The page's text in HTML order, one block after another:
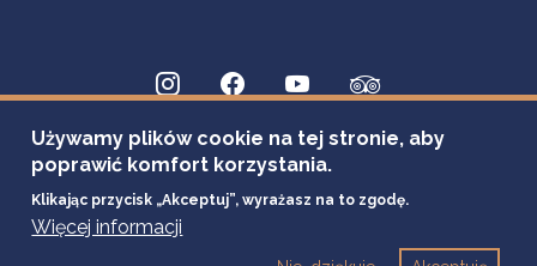
Używamy plików cookie na tej stronie, aby
poprawić komfort korzystania.
Klikając przycisk „Akceptuj”, wyrażasz na to zgodę.
Więcej informacji